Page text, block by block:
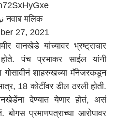
27, 2021
वानखेडे यांच्यावर भ्रष्ट्राचार
पंच प्रभाकर साईल यांनी
गोसावीनं शाहरुखच्या मॅनेजरकडून
18 कोटींवर डील ठरली होती.
देण्यात येणार होतं, असं
प्रमाणपत्राच्या आरोपावर